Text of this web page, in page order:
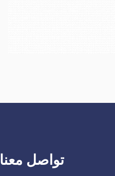
تواصل معنا